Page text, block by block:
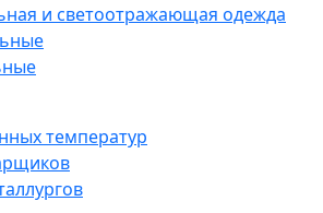
и светоотражающая одежда
температур